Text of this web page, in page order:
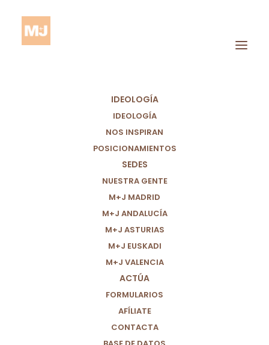
IDEOLOGÍA
IDEOLOGÍA
NOS INSPIRAN
POSICIONAMIENTOS
SEDES
NUESTRA GENTE
M+J MADRID
M+J ANDALUCÍA
M+J ASTURIAS
M+J EUSKADI
M+J VALENCIA
ACTÚA
FORMULARIOS
AFÍLIATE
CONTACTA
Servicios Sanitarios